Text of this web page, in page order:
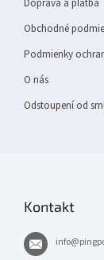
Doprava a platba
Obchodné
Podmienky
O nás
Odstoupení od
Kontakt
info@